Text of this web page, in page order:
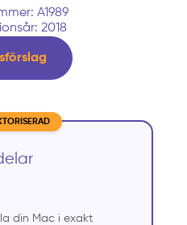
A1989
2018
din Mac i exakt